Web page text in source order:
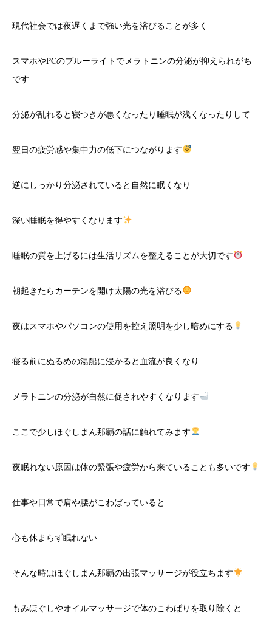
現代社会では夜遅くまで強い光を浴びることが多く
スマホやPCのブルーライトでメラトニンの分泌が抑えられがち
です
分泌が乱れると寝つきが悪くなったり睡眠が浅くなったりして
翌日の疲労感や集中力の低下につながります
逆にしっかり分泌されていると自然に眠くなり
深い睡眠を得やすくなります
睡眠の質を上げるには生活リズムを整えることが大切です
朝起きたらカーテンを開け太陽の光を浴びる
夜はスマホやパソコンの使用を控え照明を少し暗めにする
寝る前にぬるめの湯船に浸かると血流が良くなり
メラトニンの分泌が自然に促されやすくなります
ここで少しほぐしまん那覇の話に触れてみます
夜眠れない原因は体の緊張や疲労から来ていることも多いです
仕事や日常で肩や腰がこわばっていると
心も休まらず眠れない
そんな時はほぐしまん那覇の出張マッサージが役立ちます
もみほぐしやオイルマッサージで体のこわばりを取り除くと